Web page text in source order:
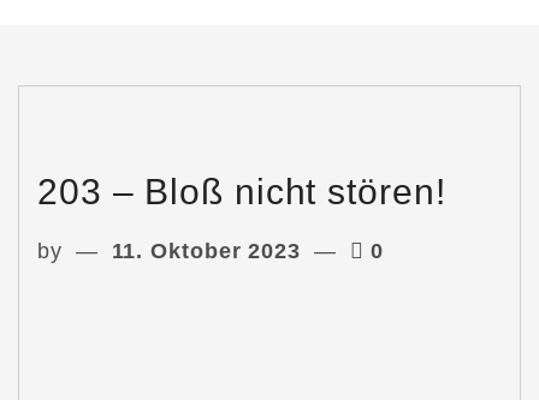
203 – Bloß nicht stören!
by 11. Oktober 2023 0